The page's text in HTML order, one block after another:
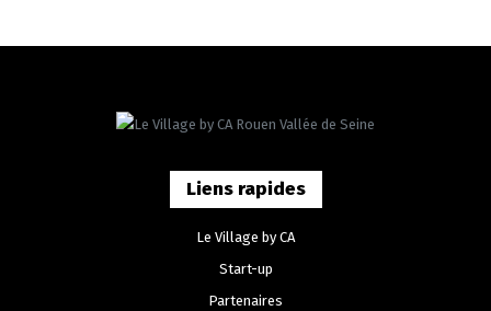
Liens rapides
Le Village by CA
Start-up
Partenaires